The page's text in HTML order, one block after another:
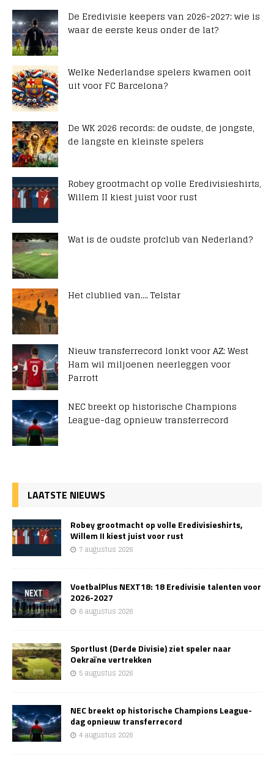
De Eredivisie keepers van 2026-2027: wie is
waar de eerste keus onder de lat?
Welke Nederlandse spelers kwamen ooit
uit voor FC Barcelona?
De WK 2026 records: de oudste, de jongste,
de langste en kleinste spelers
Robey grootmacht op volle Eredivisieshirts,
Willem II kiest juist voor rust
Wat is de oudste profclub van Nederland?
Het clublied van…. Telstar
Nieuw transferrecord lonkt voor AZ: West
Ham wil miljoenen neerleggen voor
Parrott
NEC breekt op historische Champions
League-dag opnieuw transferrecord
LAATSTE NIEUWS
Robey grootmacht op volle Eredivisieshirts,
Willem II kiest juist voor rust
7 augustus 2026
VoetbalPlus NEXT18: 18 Eredivisie talenten voor
2026-2027
6 augustus 2026
Sportlust (Derde Divisie) ziet speler naar
Oekraïne vertrekken
5 augustus 2026
NEC breekt op historische Champions League-
dag opnieuw transferrecord
4 augustus 2026